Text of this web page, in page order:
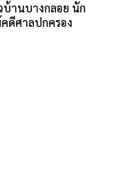
านบางกลอย นัก
ดีศาลปกครอง